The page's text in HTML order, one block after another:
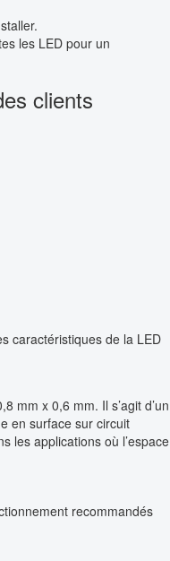
les LED pour un
clients
caractéristiques de la LED
mm x 0,6 mm. Il s’agit d’un
en surface sur circuit
les applications où l’espace
recommandés